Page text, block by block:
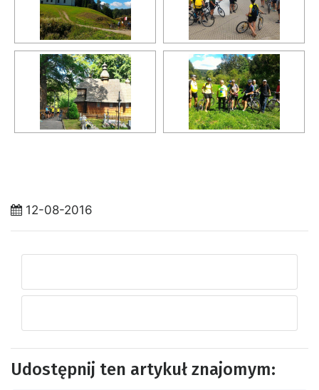
12-08-2016
Udostępnij ten artykuł znajomym: